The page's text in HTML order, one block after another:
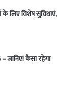
के लिए विशेष सुविधाएं,
कैसा रहेगा